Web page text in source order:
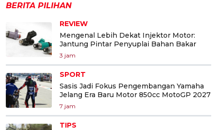
BERITA PILIHAN
REVIEW
Mengenal Lebih Dekat Injektor Motor:
Jantung Pintar Penyuplai Bahan Bakar
3 jam
SPORT
Sasis Jadi Fokus Pengembangan Yamaha
Jelang Era Baru Motor 850cc MotoGP 2027
7 jam
TIPS